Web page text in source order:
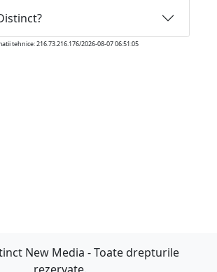
tehnice: 216.73.216.176/2026-08-07 06:51:05
New Media - Toate drepturile